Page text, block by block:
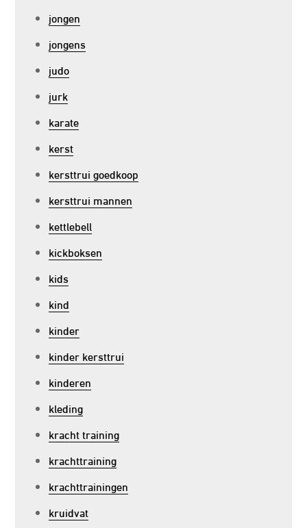
jongen
jongens
judo
jurk
karate
kerst
kersttrui goedkoop
kersttrui mannen
kettlebell
kickboksen
kids
kind
kinder
kinder kersttrui
kinderen
kleding
kracht training
krachttraining
krachttrainingen
kruidvat